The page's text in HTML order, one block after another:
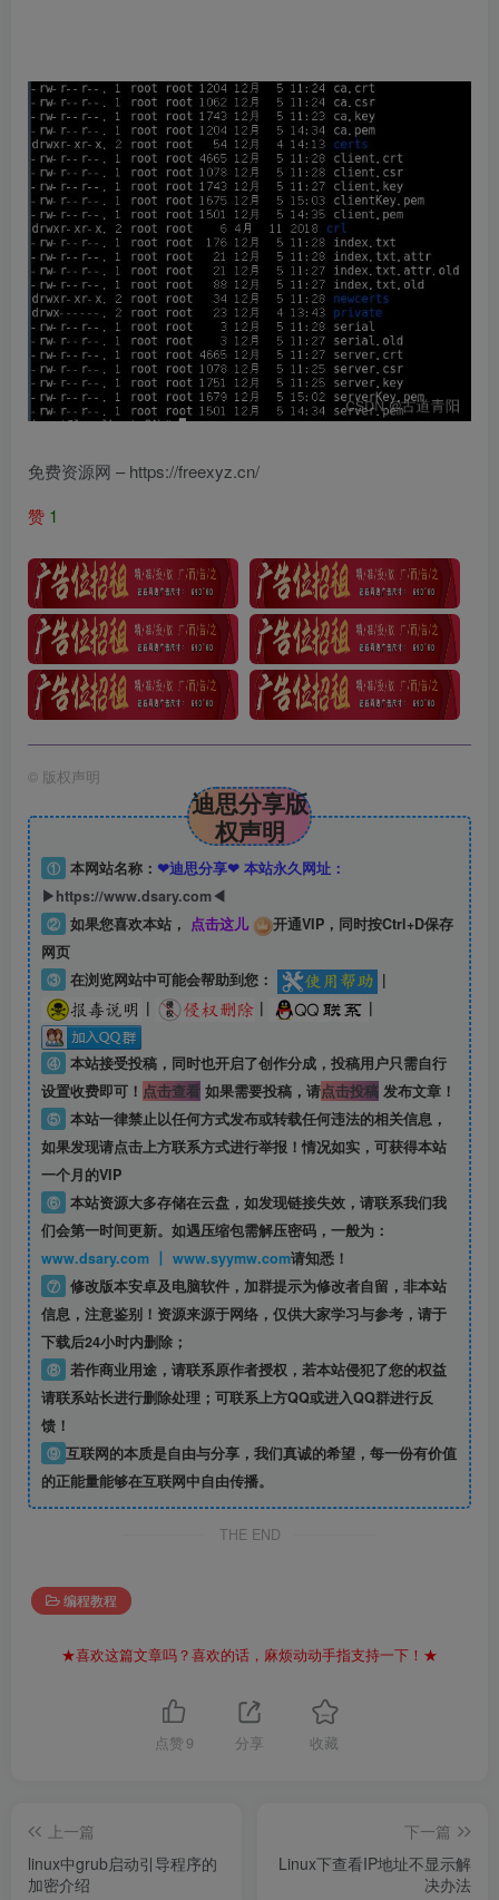
免费资源网 – https://freexyz.cn/
赞 1
© 版权声明
迪思分享版
权声明
① 本网站名称： ❤迪思分享❤ 本站永久网址：
▶https://www.dsary.com◀
② 如果您喜欢本站， 点击这儿
开通VIP，同时按Ctrl+D保存
网页
③ 在浏览网站中可能会帮助到您：
|
|
| |
④ 本站接受投稿，同时也开启了创作分成，投稿用户只需自行
设置收费即可！ 点击查看如果需要投稿，请点击投稿发布文章！
⑤ 本站一律禁止以任何方式发布或转载任何违法的相关信息，
如果发现请点击上方联系方式进行举报！情况如实，可获得本站
一个月的VIP
⑥ 本站资源大多存储在云盘，如发现链接失效，请联系我们我
们会第一时间更新。如遇压缩包需解压密码，一般为：
www.dsary.com 丨 www.syymw.com请知悉！
⑦ 修改版本安卓及电脑软件，加群提示为修改者自留， 非本站
信息，注意鉴别！资源来源于网络，仅供大家学习与参考，请于
下载后24小时内删除；
⑧ 若作商业用途，请联系原作者授权，若本站侵犯了您的权益
请联系站长进行删除处理；可联系上方QQ或进入QQ群进行反
馈！
⑨ 互联网的本质是自由与分享，我们真诚的希望，每一份有价值
的正能量能够在互联网中自由传播。
THE END
编程教程
★喜欢这篇文章吗？喜欢的话，麻烦动动手指支持一下！★
点赞 9 分享 收藏
上一篇
linux中grub启动引导程序的
加密介绍
下一篇
Linux下查看IP地址不显示解
决办法